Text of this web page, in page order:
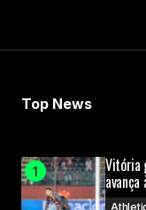
Top News
Vitória